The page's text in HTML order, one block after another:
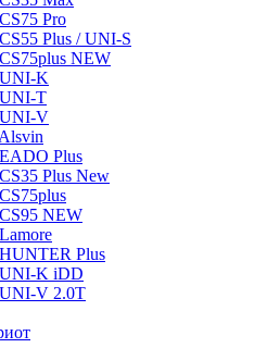
Pro
Plus / UNI-S
NEW
K
T
UNI-V
Plus
Plus New
NEW
Plus
UNI-K iDD
V 2.0T